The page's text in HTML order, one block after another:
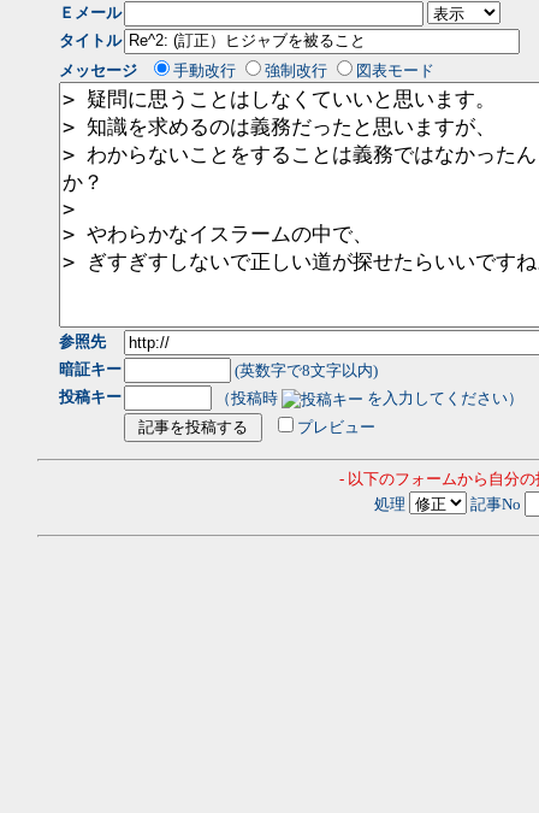
Ｅメール
タイトル
メッセージ
手動改行 強制改行 図表モード
参照先
暗証キー
(英数字で8文字以内)
投稿キー
（投稿時
を入力してください）
プレビュー
- 以下のフォームから自分
処理
記事No